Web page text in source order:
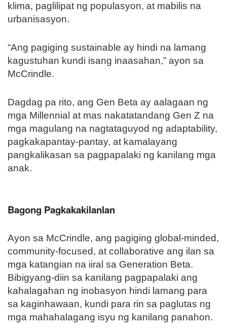
klima, paglilipat ng populasyon, at mabilis na
urbanisasyon.
“Ang pagiging sustainable ay hindi na lamang
kagustuhan kundi isang inaasahan,” ayon sa
McCrindle.
Dagdag pa rito, ang Gen Beta ay aalagaan ng
mga Millennial at mas nakatatandang Gen Z na
mga magulang na nagtataguyod ng adaptability,
pagkakapantay-pantay, at kamalayang
pangkalikasan sa pagpapalaki ng kanilang mga
anak.
Bagong Pagkakakilanlan
Ayon sa McCrindle, ang pagiging global-minded,
community-focused, at collaborative ang ilan sa
mga katangian na iiral sa Generation Beta.
Bibigyang-diin sa kanilang pagpapalaki ang
kahalagahan ng inobasyon hindi lamang para
sa kaginhawaan, kundi para rin sa paglutas ng
mga mahahalagang isyu ng kanilang panahon.